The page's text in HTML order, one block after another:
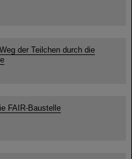
der Teilchen durch die
FAIR-Baustelle